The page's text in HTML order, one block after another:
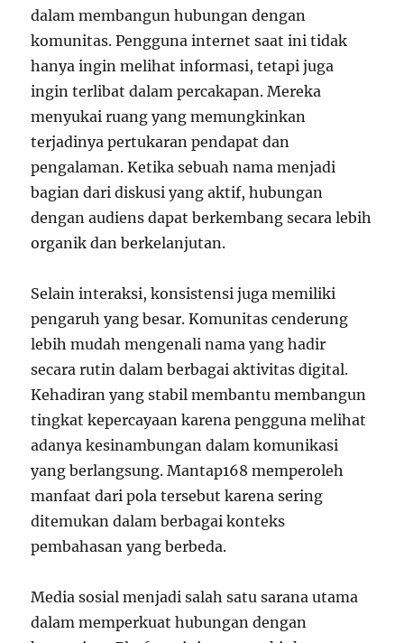
dalam membangun hubungan dengan
komunitas. Pengguna internet saat ini tidak
hanya ingin melihat informasi, tetapi juga
ingin terlibat dalam percakapan. Mereka
menyukai ruang yang memungkinkan
terjadinya pertukaran pendapat dan
pengalaman. Ketika sebuah nama menjadi
bagian dari diskusi yang aktif, hubungan
dengan audiens dapat berkembang secara lebih
organik dan berkelanjutan.
Selain interaksi, konsistensi juga memiliki
pengaruh yang besar. Komunitas cenderung
lebih mudah mengenali nama yang hadir
secara rutin dalam berbagai aktivitas digital.
Kehadiran yang stabil membantu membangun
tingkat kepercayaan karena pengguna melihat
adanya kesinambungan dalam komunikasi
yang berlangsung. Mantap168 memperoleh
manfaat dari pola tersebut karena sering
ditemukan dalam berbagai konteks
pembahasan yang berbeda.
Media sosial menjadi salah satu sarana utama
dalam memperkuat hubungan dengan